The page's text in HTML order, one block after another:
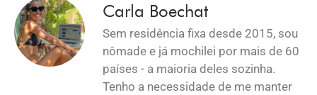
Carla Boechat
Sem residência fixa desde 2015, sou
nômade e já mochilei por mais de 60
países - a maioria deles sozinha.
Tenho a necessidade de me manter